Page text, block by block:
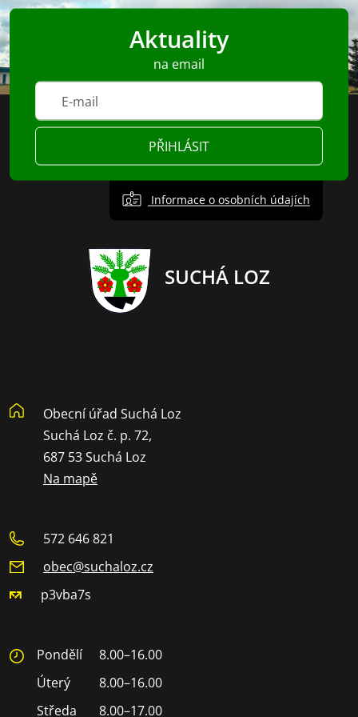
Aktuality
na email
PŘIHLÁSIT
Informace o osobních údajích
SUCHÁ LOZ
Obecní úřad Suchá Loz
Suchá Loz č. p. 72,
687 53 Suchá Loz
Na mapě
572 646 821
obec@suchaloz.cz
p3vba7s
Pondělí
8.00–16.00
Úterý
8.00–16.00
Středa
8.00–17.00